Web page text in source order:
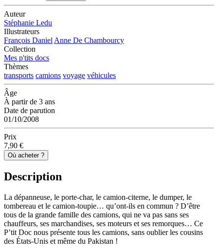
Auteur
Stéphanie Ledu
Illustrateurs
François Daniel Anne De Chambourcy
Collection
Mes p'tits docs
Thèmes
transports camions voyage véhicules
Âge
À partir de 3 ans
Date de parution
01/10/2008
Prix
7,90 €
Où acheter ?
Description
La dépanneuse, le porte-char, le camion-citerne, le dumper, le
tombereau et le camion-toupie… qu’ont-ils en commun ? D’être
tous de la grande famille des camions, qui ne va pas sans ses
chauffeurs, ses marchandises, ses moteurs et ses remorques… Ce
P’tit Doc nous présente tous les camions, sans oublier les cousins
des États-Unis et même du Pakistan !